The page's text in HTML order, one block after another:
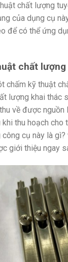
chất lượng
của dụng cụ
để có thể ứng
chất
chấm kỹ thuật
lượng khai thác
về được nguồn
thu hoạch cho
cụ này là
giới thiệu ngay